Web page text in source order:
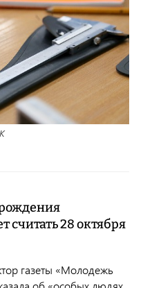
считать 28 октября
газеты «Молодежь